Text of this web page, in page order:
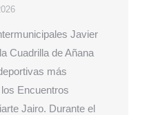
Javier
Cuadrilla de Añana
más
Encuentros
Jairo. Durante el